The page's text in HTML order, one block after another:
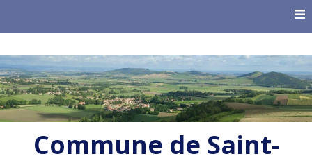
Commune de Saint-